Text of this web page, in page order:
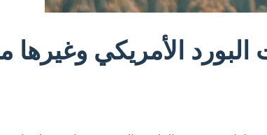
البورد الأمريكي